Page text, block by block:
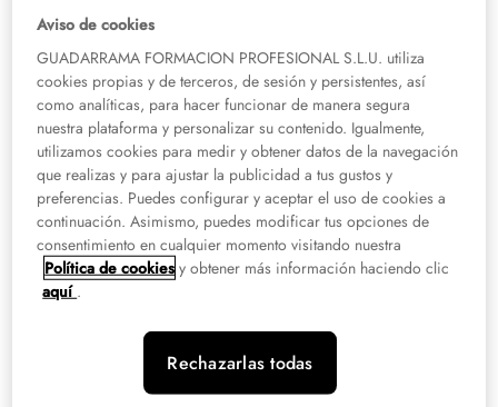
Resaltar las partes más importantes es una de las técnicas de estudio más
conocidas y consiste en destacar lo fundamental del texto. Antes de aplicar
este método es importante hacer una lectura comprensiva y después se debe
destacar lo fundamental para continuar con el estudio.
2. Mapas mentales
Los mapas mentales son muy eficaces para recordar palabras clave que te
ayuden a desarrollar el resto de apuntes, además pueden ahorrar muchas
horas de estudio y consolidar los conocimientos aprendidos. Los mapas
mentales sintetizan la información y organizan las ideas. Existen herramientas
digitales para hacerlos como Mindmanager, XMind, Coggle, Freemind…
3. Elabora tus propios apuntes
Aviso de cookies
GUADARRAMA FORMACION PROFESIONAL S.L.U. utiliza
cookies propias y de terceros, de sesión y persistentes, así
como analíticas, para hacer funcionar de manera segura
nuestra plataforma y personalizar su contenido. Igualmente,
utilizamos cookies para medir y obtener datos de la navegación
que realizas y para ajustar la publicidad a tus gustos y
preferencias. Puedes configurar y aceptar el uso de cookies a
continuación. Asimismo, puedes modificar tus opciones de
consentimiento en cualquier momento visitando nuestra
Política de cookies y obtener más información haciendo clic
aquí.
Rechazarlas todas